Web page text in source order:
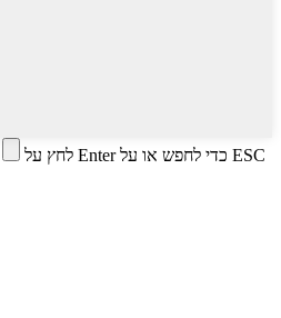
לחץ על Enter כדי לחפש או על ESC